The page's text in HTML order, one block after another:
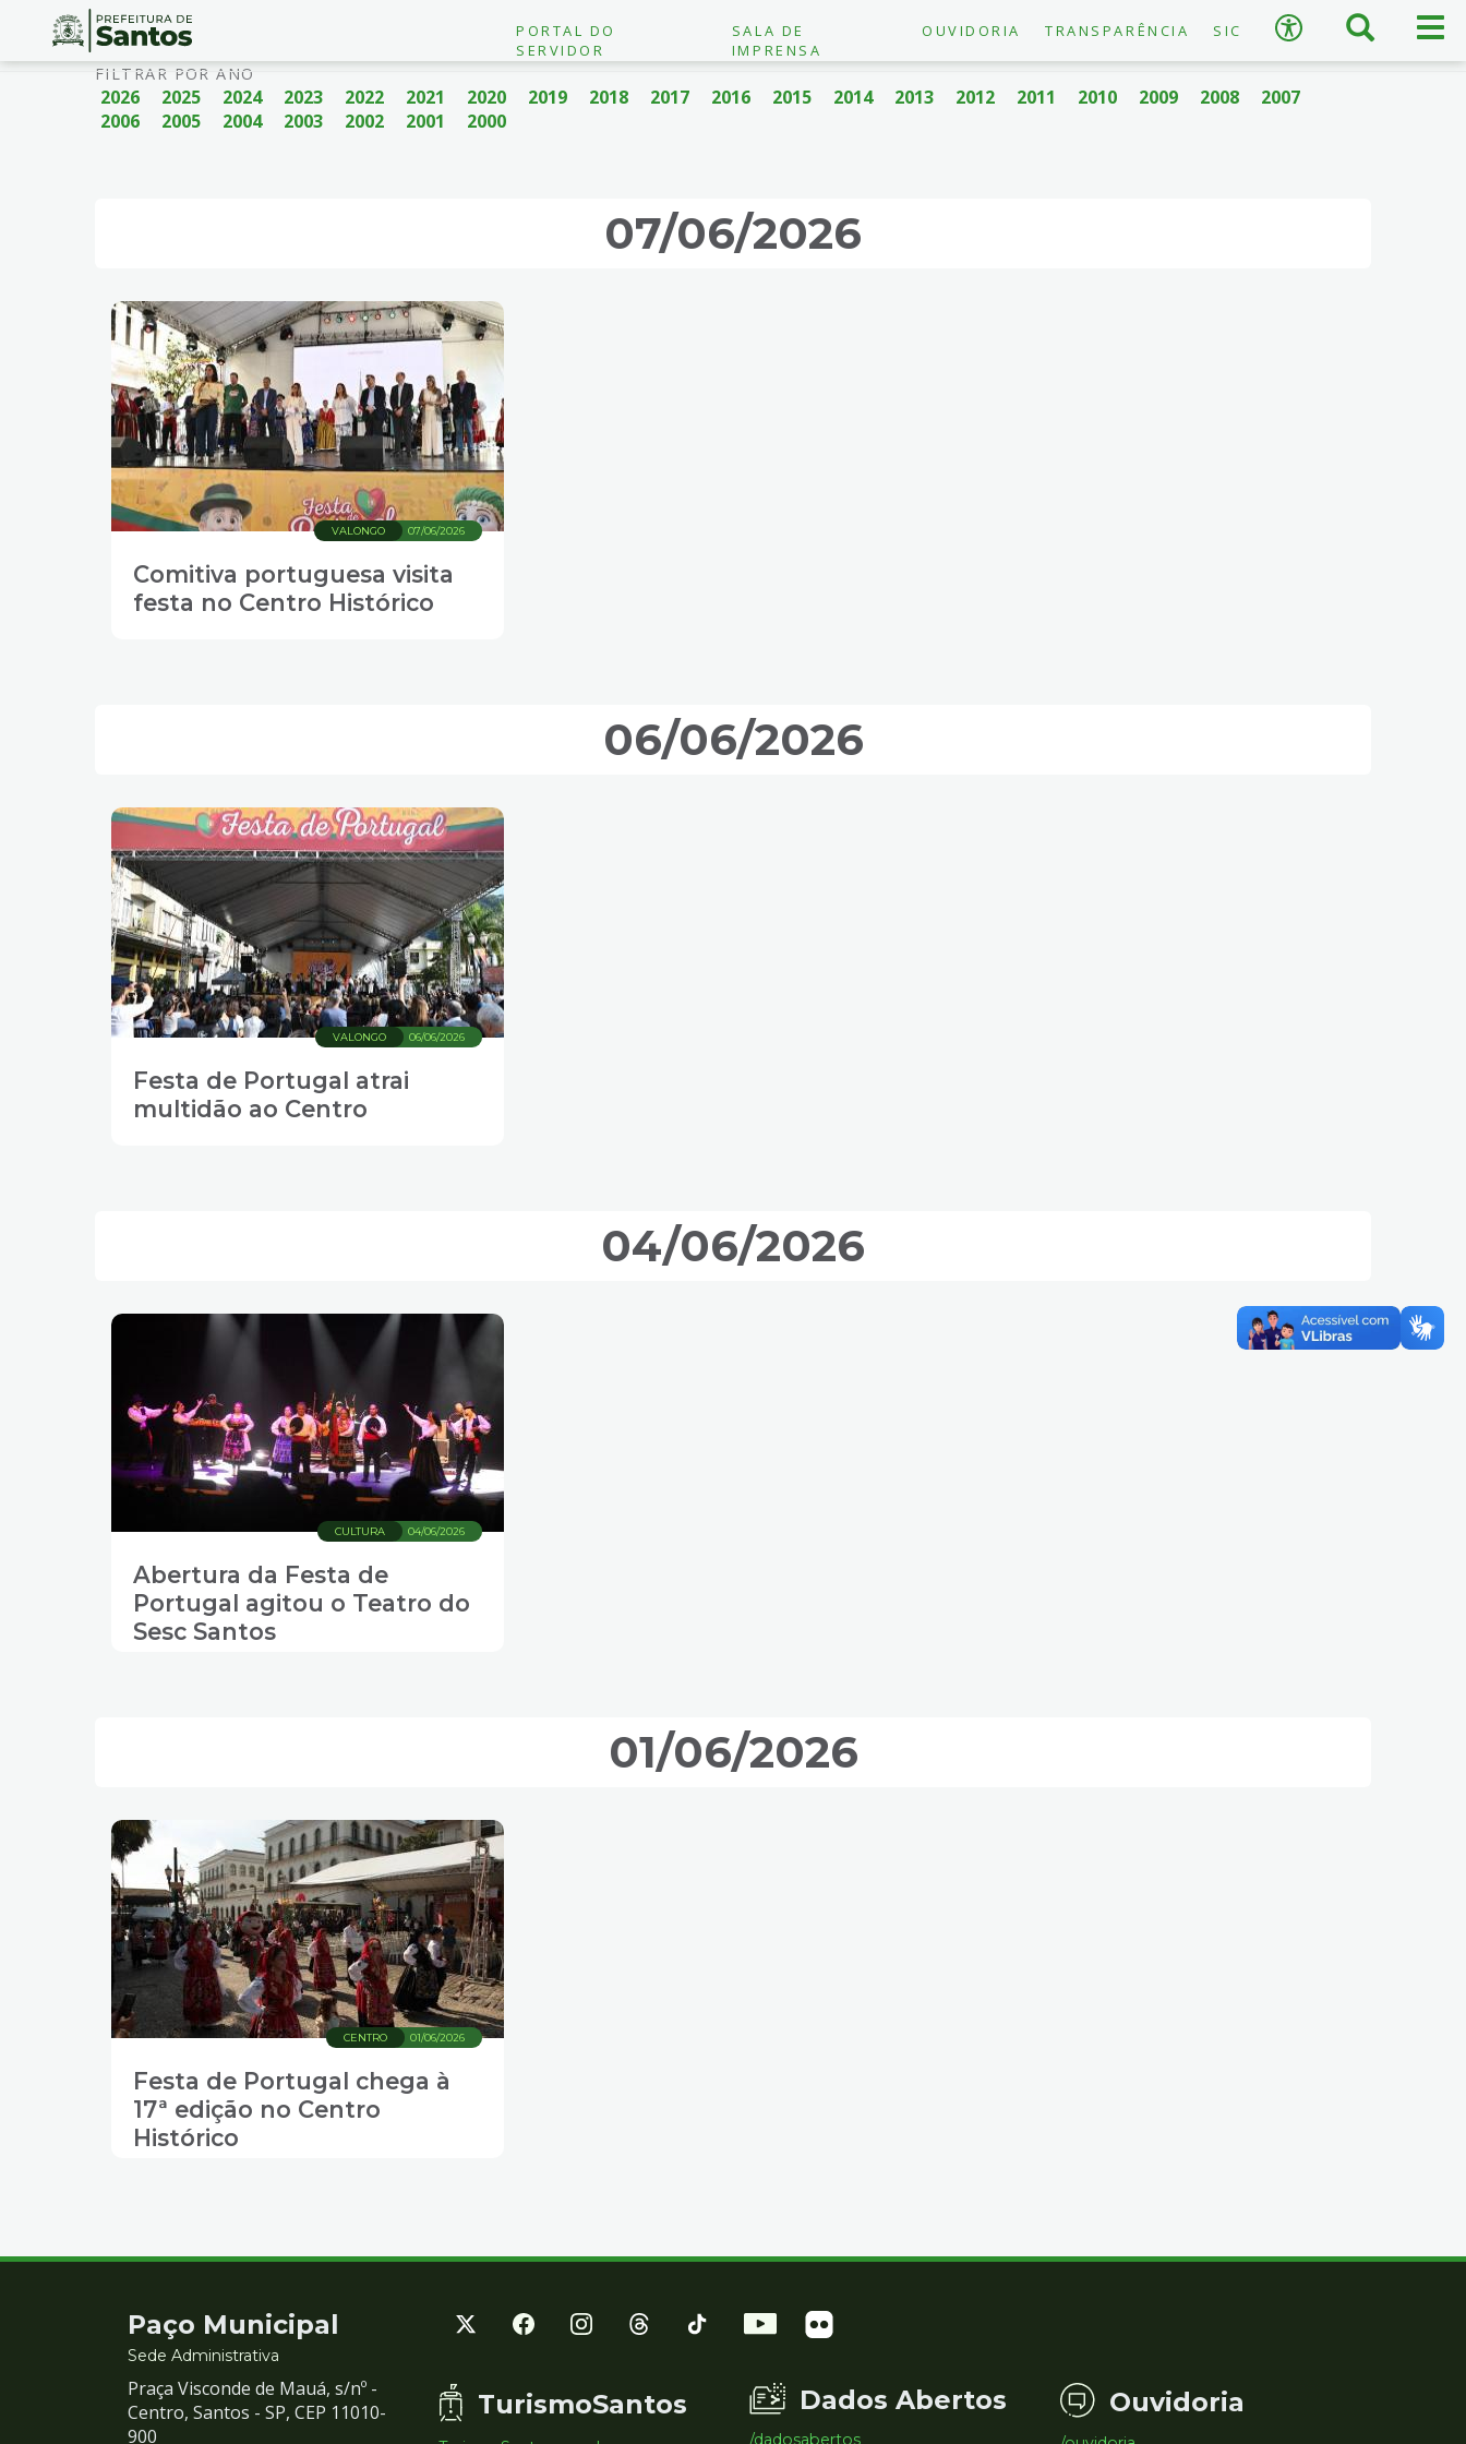
Acessibilidade
Busca
Acessibilidade
PORTAL DO
SERVIDOR
SALA DE
IMPRENSA
OUVIDORIA TRANSPARÊNCIA SIC ×
Conteúdo
FILTRAR POR ANO
2026 2025 2024 2023 2022 2021 2020 2019 2018 2017 2016 2015 2014 2013 2012 2011 2010 2009 2008
2007
2006
2005 2004 2003 2002 2001 2000
07/06/2026
07/06/2026
VALONGO
Comitiva portuguesa visita
festa no Centro Histórico
06/06/2026
06/06/2026
VALONGO
Festa de Portugal atrai
multidão ao Centro
04/06/2026
04/06/2026
CULTURA
Abertura da Festa de
Portugal agitou o Teatro do
Sesc Santos
01/06/2026
01/06/2026
CENTRO
Festa de Portugal chega à
17ª edição no Centro
Histórico
Contato
e
Redes
Paço Municipal
Sede Administrativa
Praça Visconde de Mauá, s/nº -
Centro, Santos - SP, CEP 11010-
900
TurismoSantos Dados Abertos
/dadosabertos
Ouvidoria